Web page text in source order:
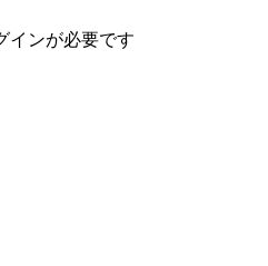
インが必要です